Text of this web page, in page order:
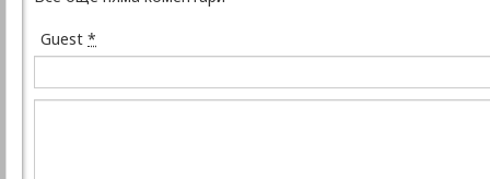
Guest *